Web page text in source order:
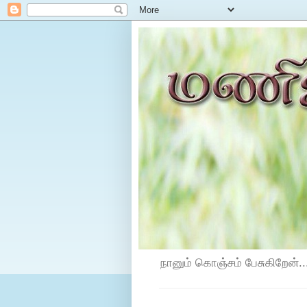
நானும் கொஞ்சம்